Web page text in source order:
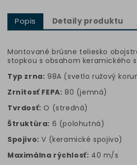
Popis Detaily produktu
Montované brúsne teliesko
stopkou s obsahom keramického
Typ zrna: 98A (svetlo ružový
Zrnitosť FEPA: 80 (jemná)
Tvrdosť: O (stredná)
Štruktúra: 6 (polohutná)
Spojivo: V (keramické spojivo)
Maximálna rýchlosť: 40 m/s